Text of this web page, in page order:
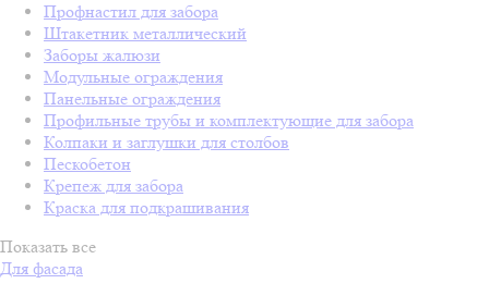
Профнастил для забора
Штакетник металлический
Заборы жалюзи
Модульные ограждения
Панельные ограждения
Профильные трубы и комплектующие для забора
Колпаки и заглушки для столбов
Пескобетон
Крепеж для забора
Краска для подкрашивания
Показать все
Для фасада